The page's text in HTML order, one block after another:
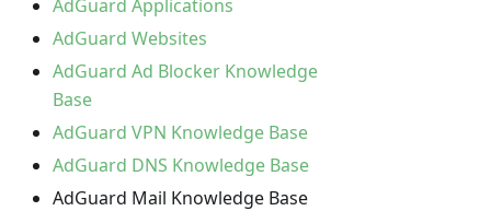
AdGuard Applications
AdGuard Websites
AdGuard Ad Blocker Knowledge
Base
AdGuard VPN Knowledge Base
AdGuard DNS Knowledge Base
AdGuard Mail Knowledge Base